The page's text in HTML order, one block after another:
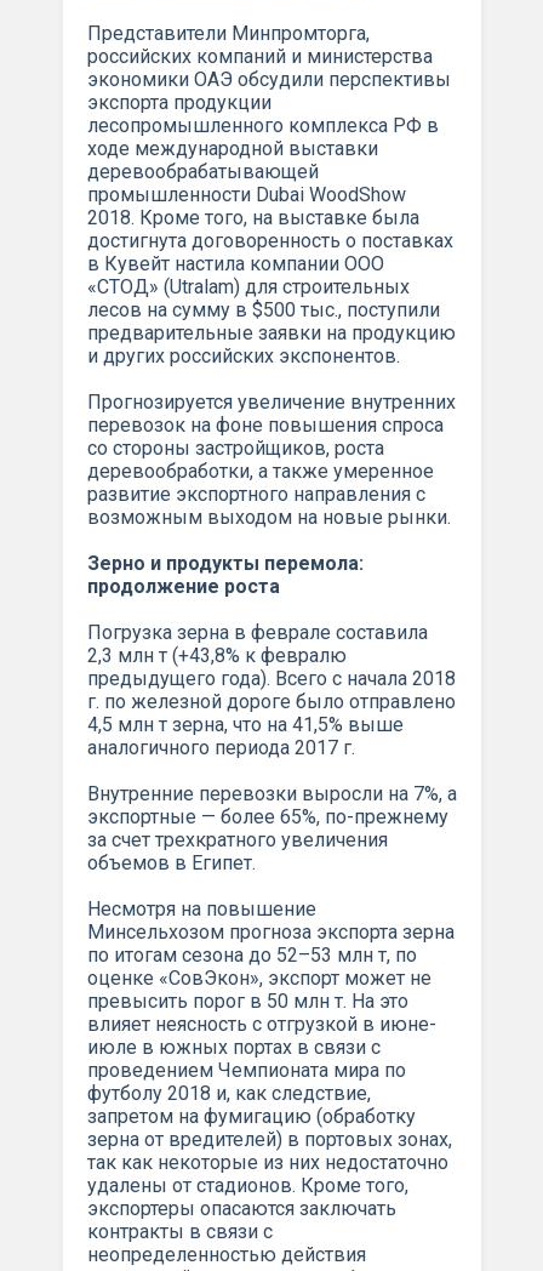
Представители Минпромторга,
российских компаний и министерства
экономики ОАЭ обсудили перспективы
экспорта продукции
лесопромышленного комплекса РФ в
ходе международной выставки
деревообрабатывающей
промышленности Dubai WoodShow
2018. Кроме того, на выставке была
достигнута договоренность о поставках
в Кувейт настила компании ООО
«СТОД» (Utralam) для строительных
лесов на сумму в $500 тыс., поступили
предварительные заявки на продукцию
и других российских экспонентов.
Прогнозируется увеличение внутренних
перевозок на фоне повышения спроса
со стороны застройщиков, роста
деревообработки, а также умеренное
развитие экспортного направления с
возможным выходом на новые рынки.
Зерно и продукты перемола:
продолжение роста
Погрузка зерна в феврале составила
2,3 млн т (+43,8% к февралю
предыдущего года). Всего с начала 2018
г. по железной дороге было отправлено
4,5 млн т зерна, что на 41,5% выше
аналогичного периода 2017 г.
Внутренние перевозки выросли на 7%, а
экспортные — более 65%, по-прежнему
за счет трехкратного увеличения
объемов в Египет.
Несмотря на повышение
Минсельхозом прогноза экспорта зерна
по итогам сезона до 52–53 млн т, по
оценке «СовЭкон», экспорт может не
превысить порог в 50 млн т. На это
влияет неясность с отгрузкой в июне-
июле в южных портах в связи с
проведением Чемпионата мира по
футболу 2018 и, как следствие,
запретом на фумигацию (обработку
зерна от вредителей) в портовых зонах,
так как некоторые из них недостаточно
удалены от стадионов. Кроме того,
экспортеры опасаются заключать
контракты в связи с
неопределенностью действия